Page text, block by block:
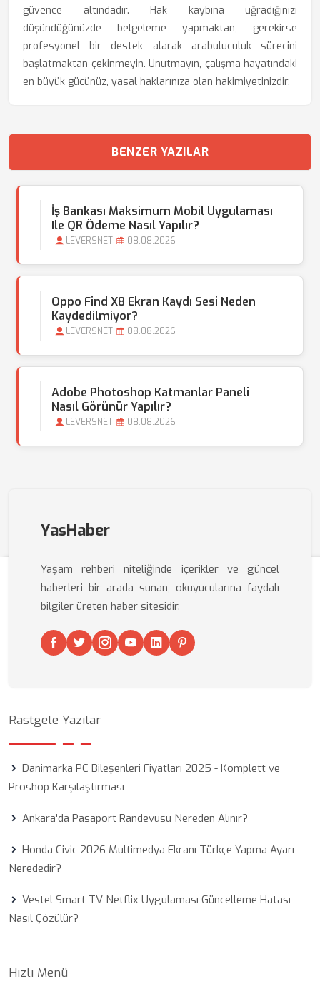
güvence altındadır. Hak kaybına uğradığınızı
düşündüğünüzde belgeleme yapmaktan, gerekirse
profesyonel bir destek alarak arabuluculuk sürecini
başlatmaktan çekinmeyin. Unutmayın, çalışma hayatındaki
en büyük gücünüz, yasal haklarınıza olan hakimiyetinizdir.
BENZER YAZILAR
İş Bankası Maksimum Mobil Uygulaması
Ile QR Ödeme Nasıl Yapılır?
LEVERSNET 08.08.2026
Oppo Find X8 Ekran Kaydı Sesi Neden
Kaydedilmiyor?
LEVERSNET 08.08.2026
Adobe Photoshop Katmanlar Paneli
Nasıl Görünür Yapılır?
LEVERSNET 08.08.2026
YasHaber
Yaşam rehberi niteliğinde içerikler ve güncel
haberleri bir arada sunan, okuyucularına faydalı
bilgiler üreten haber sitesidir.
Rastgele Yazılar
Danimarka PC Bileşenleri Fiyatları 2025 - Komplett ve
Proshop Karşılaştırması
Ankara'da Pasaport Randevusu Nereden Alınır?
Honda Civic 2026 Multimedya Ekranı Türkçe Yapma Ayarı
Nerededir?
Vestel Smart TV Netflix Uygulaması Güncelleme Hatası
Nasıl Çözülür?
Hızlı Menü